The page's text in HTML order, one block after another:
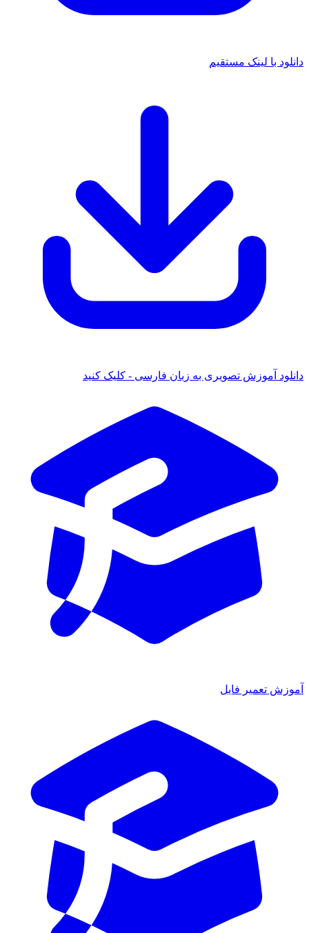
دانلود با لینک مستقیم
دانلود آموزش تصویری به زبان فارسی - کلیک کنید
آموزش تعمیر فایل